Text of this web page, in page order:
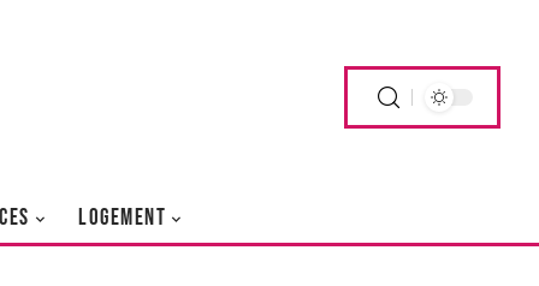
LOGEMENT